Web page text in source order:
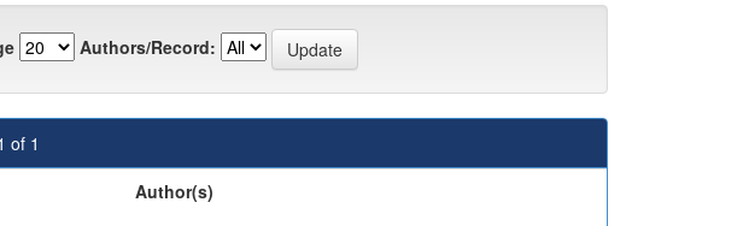
Authors/Record:
of 1
Author(s)